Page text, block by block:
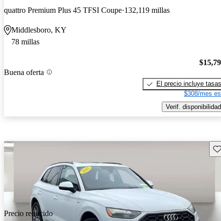
quattro Premium Plus 45 TFSI Coupe 132,119 millas
Middlesboro, KY
78 millas
Buena oferta
El precio incluye tasas
$308/mes
Verif. disponibilidad
Precio reducido